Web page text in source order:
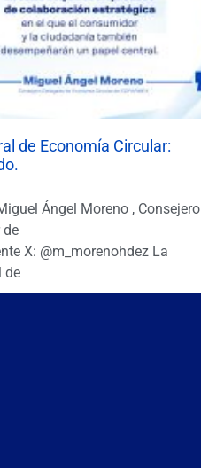
de Economía Circular:
Ángel Moreno , Consejero
de
X: @m_morenohdez La
de